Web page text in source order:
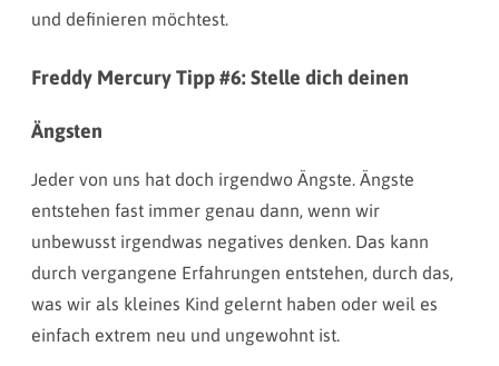
und definieren möchtest.
Freddy Mercury Tipp #6: Stelle dich deinen
Ängsten
Jeder von uns hat doch irgendwo Ängste. Ängste
entstehen fast immer genau dann, wenn wir
unbewusst irgendwas negatives denken. Das kann
durch vergangene Erfahrungen entstehen, durch das,
was wir als kleines Kind gelernt haben oder weil es
einfach extrem neu und ungewohnt ist.